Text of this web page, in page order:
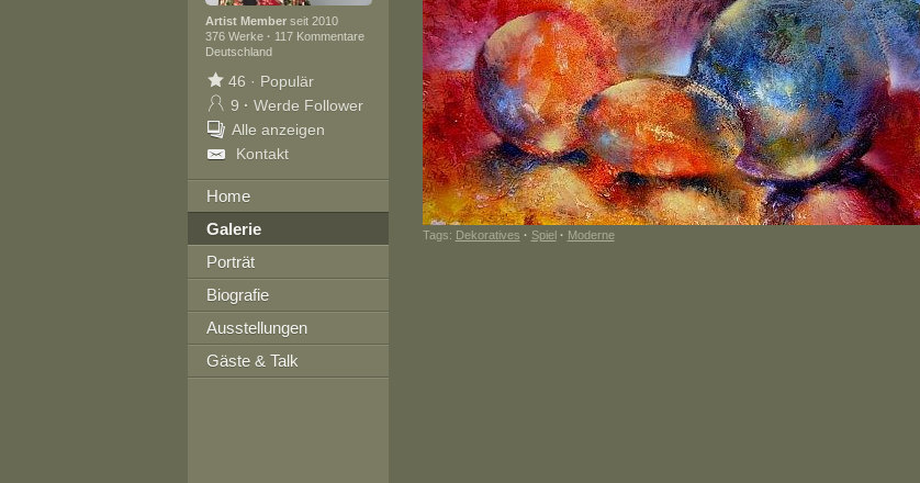
Artist Memberseit 2010
376 Werke · 117 Kommentare
Deutschland
46 · Populär
9 · Werde Follower
Alle anzeigen
Kontakt
Home
Galerie
Porträt
Biografie
Ausstellungen
Gäste & Talk
Tags: Dekoratives · Spiel · Moderne